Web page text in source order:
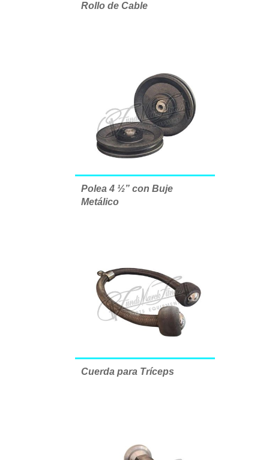
Rollo de Cable
Polea 4 ½” con Buje
Metálico
Cuerda para Tríceps